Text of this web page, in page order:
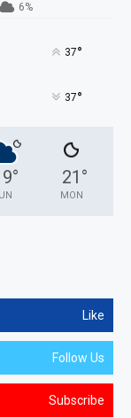
6%
37°
37°
° 21 °
MON
Like
Follow Us
Subscribe